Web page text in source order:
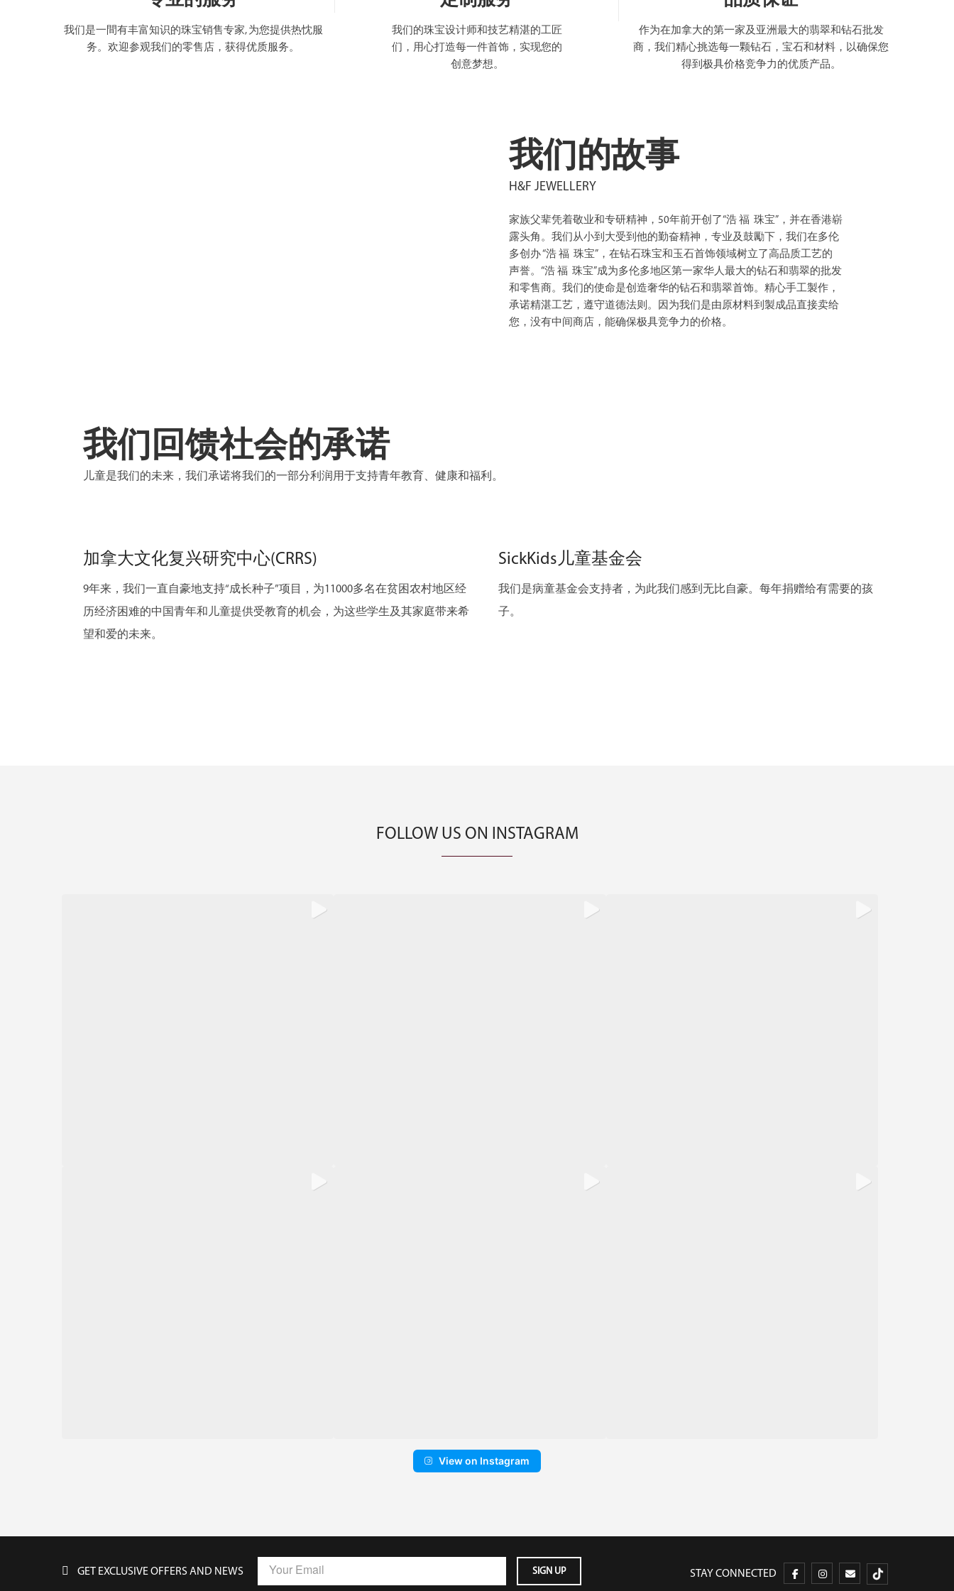
我们是一間有丰富知识的珠宝销售专家, 为您提供热忱服
务。欢迎参观我们的零售店，获得优质服务。
我们的珠宝设计师和技艺精湛的工匠
们，用心打造每一件首饰，实现您的
创意梦想。
作为在加拿大的第一家及亚洲最大的翡翠和钻石批发
商，我们精心挑选每一颗钻石，宝石和材料，以确保您
得到极具价格竞争力的优质产品。
我们的故事
H&F JEWELLERY
家族父辈凭着敬业和专研精神，50年前开创了“浩 福 珠宝”，并在香港崭
露头角。我们从小到大受到他的勤奋精神，专业及鼓勵下，我们在多伦
多创办 “浩 福 珠宝”，在钻石珠宝和玉石首饰领域树立了高品质工艺的
声誉。“浩 福 珠宝”成为多伦多地区第一家华人最大的钻石和翡翠的批发
和零售商。我们的使命是创造奢华的钻石和翡翠首饰。精心手工製作，
承诺精湛工艺，遵守道德法则。因为我们是由原材料到製成品直接卖给
您，没有中间商店，能确保极具竞争力的价格。
我们回馈社会的承诺
儿童是我们的未来，我们承诺将我们的一部分利润用于支持青年教育、健康和福利。
加拿大文化复兴研究中心(CRRS)
9年来，我们一直自豪地支持“成长种子”项目，为11000多名在贫困农村地区经
历经济困难的中国青年和儿童提供受教育的机会，为这些学生及其家庭带来希
望和爱的未来。
SickKids儿童基金会
我们是病童基金会支持者，为此我们感到无比自豪。每年捐赠给有需要的孩
子。
FOLLOW US ON INSTAGRAM
View on Instagram
GET EXCLUSIVE OFFERS AND NEWS STAY CONNECTED